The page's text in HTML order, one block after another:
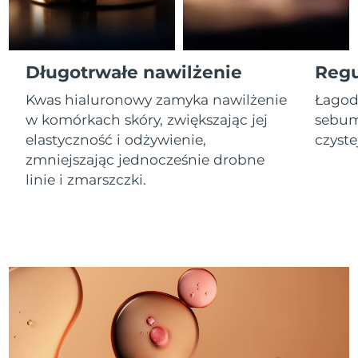
Długotrwałe nawilżenie
Kwas hialuronowy zamyka nawilżenie
w komórkach skóry, zwiększając jej
elastyczność i odżywienie,
zmniejszając jednocześnie drobne
linie i zmarszczki.
Izrael
Oczekiwany czas dostawy
Włochy
Oczekiwany czas dostawy
Japonia
Oczekiwany czas dostawy
8/13/26
Jersey
Kuwejt
Oczekiwany czas dostawy
Łotwa